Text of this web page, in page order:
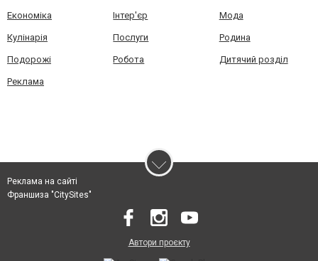
Економіка Інтер'єр Мода
Кулінарія Послуги Родина
Подорожі Робота Дитячий розділ
Реклама
Реклама на сайті
Франшиза "CitySites"
Автори проєкту